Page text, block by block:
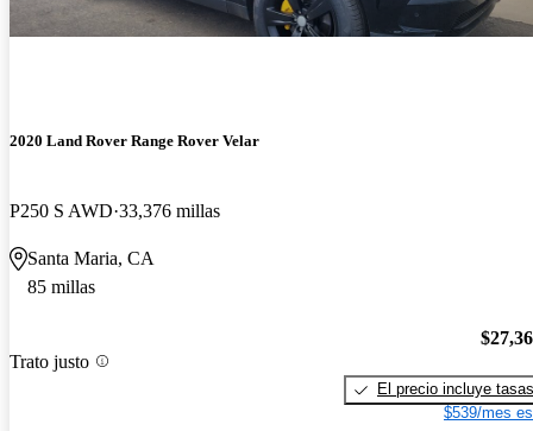
2020 Land Rover Range Rover Velar
P250 S AWD 33,376 millas
Santa Maria, CA
85 millas
Trato justo
El precio incluye tasas
$539/mes